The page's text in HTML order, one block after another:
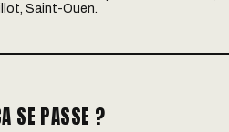
Saint-Ouen.
SE PASSE ?